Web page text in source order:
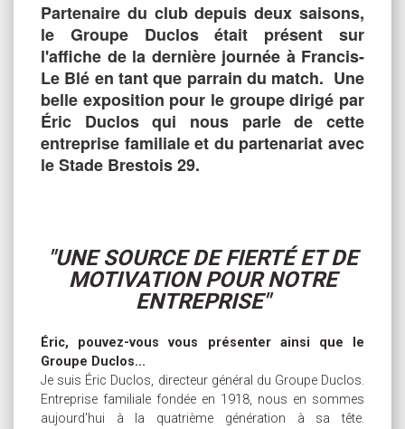
Partenaire du club depuis deux saisons,
le Groupe Duclos était présent sur
l'affiche de la dernière journée à Francis-
Le Blé en tant que parrain du match. Une
belle exposition pour le groupe dirigé par
Éric Duclos qui nous parle de cette
entreprise familiale et du partenariat avec
le Stade Brestois 29.
"UNE SOURCE DE FIERTÉ ET DE
MOTIVATION POUR NOTRE
ENTREPRISE"
Éric, pouvez-vous vous présenter ainsi que le
Groupe Duclos...
Je suis Éric Duclos, directeur général du Groupe Duclos.
Entreprise familiale fondée en 1918, nous en sommes
aujourd'hui à la quatrième génération à sa tête.